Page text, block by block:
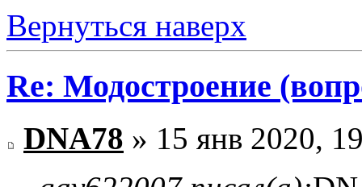
Вернуться наверх
Re: Модостроение
DNA78 » 15 янв 2020,